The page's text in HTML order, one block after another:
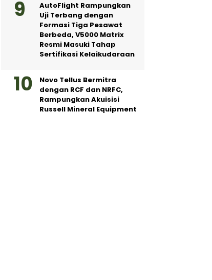
AutoFlight Rampungkan
Uji Terbang dengan
Formasi Tiga Pesawat
Berbeda, V5000 Matrix
Resmi Masuki Tahap
Sertifikasi Kelaikudaraan
Novo Tellus Bermitra
dengan RCF dan NRFC,
Rampungkan Akuisisi
Russell Mineral Equipment